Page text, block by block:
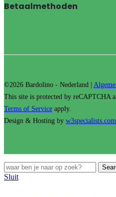
Betaalmethoden
©2026 Bardolino - Nederland |
This site is protected by reCAPTCHA
Terms of Service apply.
Design & Hosting by w3specialists.com
Sluit